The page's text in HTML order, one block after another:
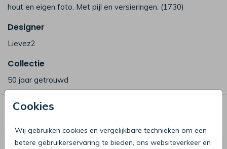
Cookies
Wij gebruiken cookies en vergelijkbare technieken om een
betere gebruikerservaring te bieden, ons websiteverkeer en
hout en eigen foto. Met pijl en versieringen. (1730)
Designer
Lievez2
Collectie
50 jaar getrouwd
Deze producten zijn wellicht ook iets
voor je